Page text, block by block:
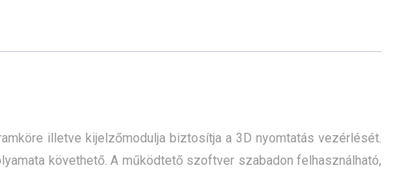
illetve kijelzőmodulja biztosítja a 3D nyomtatás vezérlését.
követhető. A működtető szoftver szabadon felhasználható,